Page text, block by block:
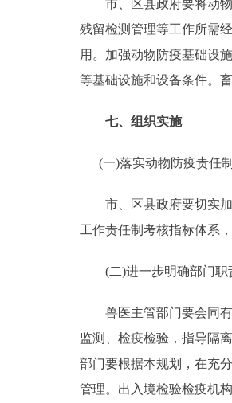
市、区县政府要将动物
残留检测管理等工作所需
用。加强动物防疫基础设
等基础设施和设备条件。
七、组织实施
(一)落实动物防疫责任制
市、区县政府要切实加
工作责任制考核指标体系
(二)进一步明确部门职
兽医主管部门要会同有
监测、检疫检验，指导隔
部门要根据本规划，在充
管理。出入境检验检疫机